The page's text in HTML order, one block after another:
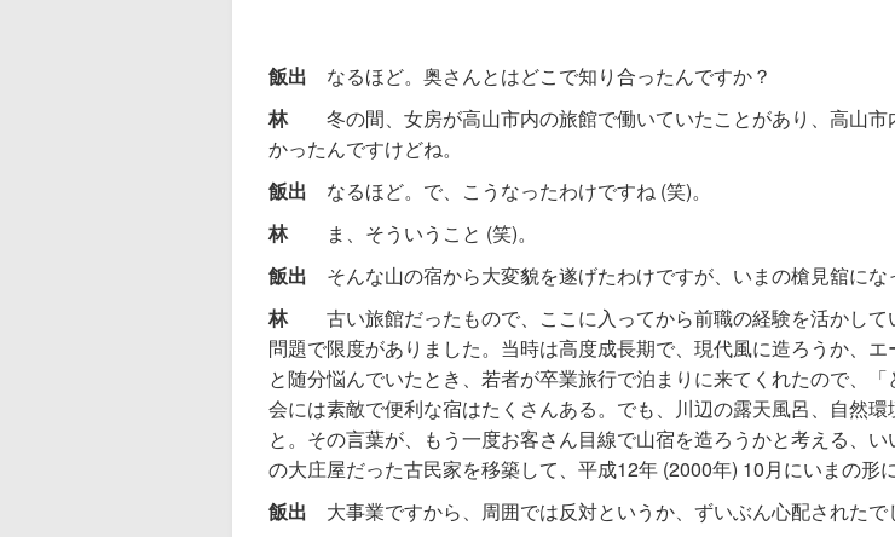
飯出 なるほど。奥さんとはどこで知り合ったんですか？
林 冬の間、女房が高山市内の旅館で働いていたことがあり、高山
かったんですけどね。
飯出 なるほど。で、こうなったわけですね (笑)。
林
ま、そういうこと (笑)。
飯出 そんな山の宿から大変貌を遂げたわけですが、いまの槍見舘に
林 古い旅館だったもので、ここに入ってから前職の経験を活かし
問題で限度がありました。当時は高度成長期で、現代風に造ろうか、
と随分悩んでいたとき、若者が卒業旅行で泊まりに来てくれたので、
会には素敵で便利な宿はたくさんある。でも、川辺の露天風呂、自然
と。その言葉が、もう一度お客さん目線で山宿を造ろうかと考える、
の大庄屋だった古民家を移築して、平成12年 (2000年) 10月にいまの形
飯出 大事業ですから、周囲では反対というか、ずいぶん心配されたで